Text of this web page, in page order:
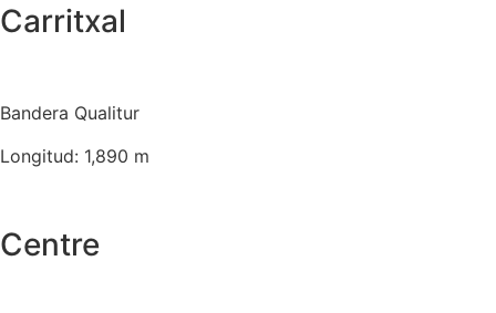
Carritxal
Bandera Qualitur
Longitud: 1,890 m
Centre